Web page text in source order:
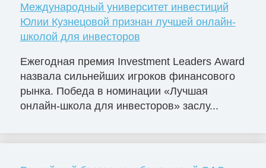
Международный университет инвестиций
Юлии Кузнецовой признан лучшей онлайн-
школой для инвесторов
Ежегодная премия Investment Leaders Award
назвала сильнейших игроков финансового
рынка. Победа в номинации «Лучшая
онлайн-школа для инвесторов» заслу...